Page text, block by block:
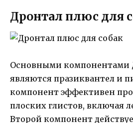
Дронтал плюс для
Основными компонентами
являются празиквантел и
компонент эффективен
плоских глистов, включая
Второй компонент